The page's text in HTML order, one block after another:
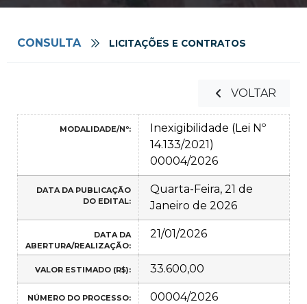
CONSULTA LICITAÇÕES E CONTRATOS
VOLTAR
MODALIDADE/Nº:
Inexigibilidade (Lei Nº
14.133/2021)
00004/2026
DATA DA PUBLICAÇÃO
DO EDITAL:
Quarta-Feira, 21 de
Janeiro de 2026
DATA DA
ABERTURA/REALIZAÇÃO:
21/01/2026
VALOR ESTIMADO (R$): 33.600,00
NÚMERO DO PROCESSO: 00004/2026